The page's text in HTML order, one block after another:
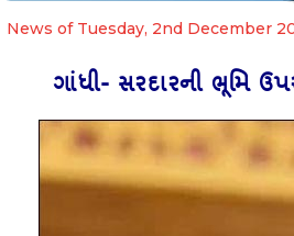
News of Tuesday, 2nd December
ગાંધી- સરદારની ભૂમિ